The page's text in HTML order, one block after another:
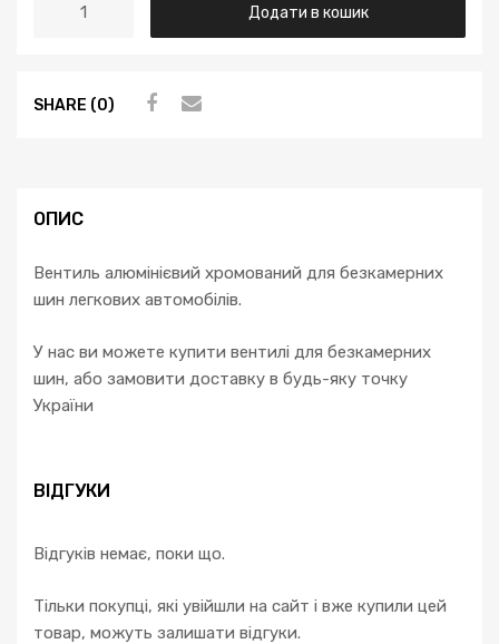
Додати в кошик
SHARE (0)
ОПИС
Вентиль алюмінієвий хромований для безкамерних
шин легкових автомобілів.
У нас ви можете купити вентилі для безкамерних
шин, або замовити доставку в будь-яку точку
України
ВІДГУКИ
Відгуків немає, поки що.
Тільки покупці, які увійшли на сайт і вже купили цей
товар, можуть залишати відгуки.